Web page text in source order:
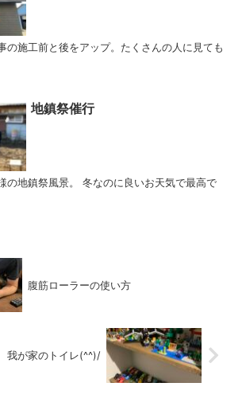
の施工前と後をアップ。たくさんの人に見ても
地鎮祭催行
の地鎮祭風景。 冬なのに良いお天気で最高で
腹筋ローラーの使い方
我が家のトイレ(^^)/